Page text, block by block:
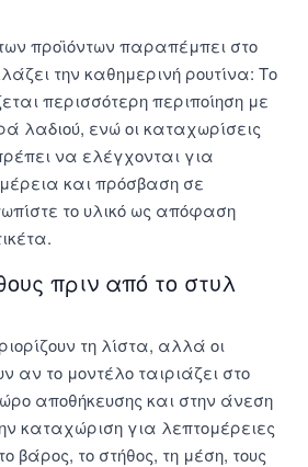
προϊόντων παραπέμπει στο
την καθημερινή ρουτίνα: Το
περισσότερη περιποίηση με
λαδιού, ενώ οι καταχωρίσεις
να ελέγχονται για
και πρόσβαση σε
το υλικό ως απόφαση
πριν από το στυλ
τη λίστα, αλλά οι
αν το μοντέλο ταιριάζει στο
αποθήκευσης και στην άνεση
καταχώριση για λεπτομέρειες
βάρος, το στήθος, τη μέση, τους